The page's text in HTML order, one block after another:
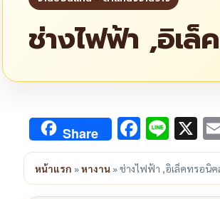
ช่างไฟฟ้า ,อิเล็
Share Line
X
หน้าแรก »หางาน »ช่างไฟฟ้า ,อิเล็คทรอนิค